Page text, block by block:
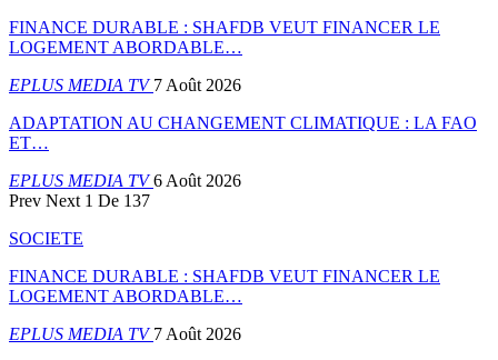
FINANCE DURABLE : SHAFDB VEUT FINANCER LE
LOGEMENT ABORDABLE…
EPLUS MEDIA TV7 Août 2026
ADAPTATION AU CHANGEMENT CLIMATIQUE : LA FAO
ET…
EPLUS MEDIA TV6 Août 2026
Prev Next 1 De 137
SOCIETE
FINANCE DURABLE : SHAFDB VEUT FINANCER LE
LOGEMENT ABORDABLE…
EPLUS MEDIA TV7 Août 2026